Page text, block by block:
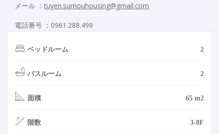
メール ： tuyen.sumouhousing@gmail.com
電話番号 ：0961.288.499
ベッドルーム 2
バスルーム 2
面積 65 m2
階数 3-8F